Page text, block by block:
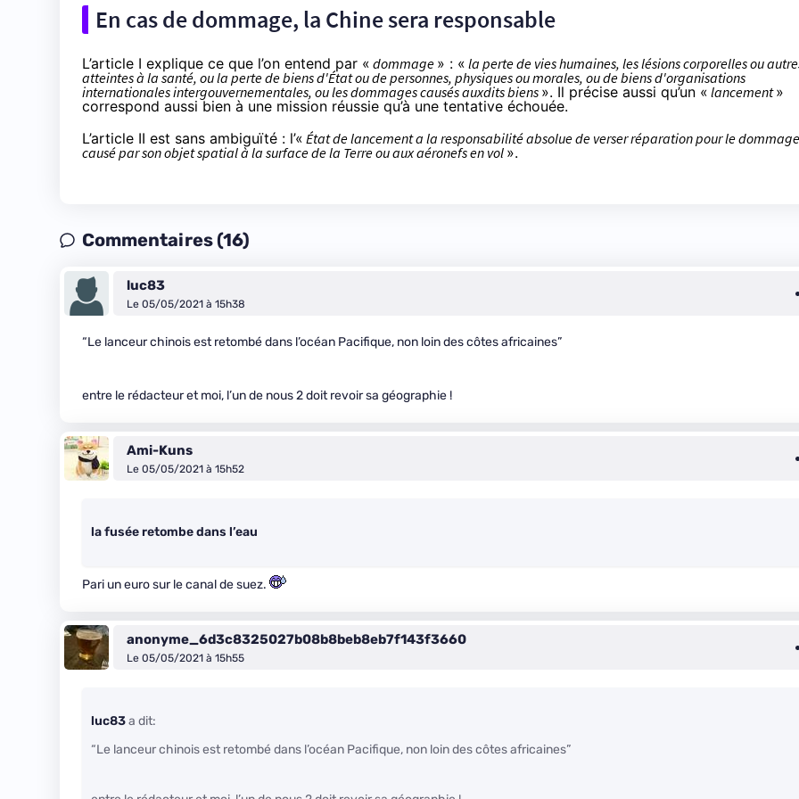
En cas de dommage, la Chine sera responsable
L’article I explique ce que l’on entend par « dommage » : « la perte de vies humaines, les lésions corporelles ou
atteintes à la santé, ou la perte de biens d'État ou de personnes, physiques ou morales, ou de biens d'organisations
internationales intergouvernementales, ou les dommages causés auxdits biens ». Il précise aussi qu’un « lancement»
correspond aussi bien à une mission réussie qu’à une tentative échouée.
L’article II est sans ambiguïté : l’« État de lancement a la responsabilité absolue de verser réparation pour le dommage
causé par son objet spatial à la surface de la Terre ou aux aéronefs en vol ».
Commentaires (16)
luc83
Le 05/05/2021 à 15h38
“Le lanceur chinois est retombé dans l’océan Pacifique, non loin des côtes africaines”
entre le rédacteur et moi, l’un de nous 2 doit revoir sa géographie !
Ami-Kuns
Le 05/05/2021 à 15h52
la fusée retombe dans l’eau
Pari un euro sur le canal de suez.
anonyme_6d3c8325027b08b8beb8eb7f143f3660
Le 05/05/2021 à 15h55
luc83a dit:
“Le lanceur chinois est retombé dans l’océan Pacifique, non loin des côtes africaines”